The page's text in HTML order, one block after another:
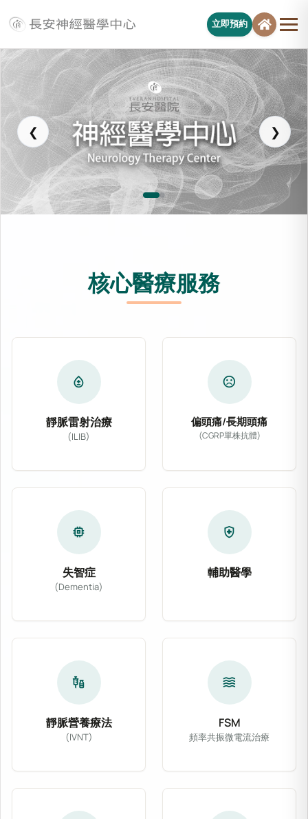
立即預約
長安醫院神經醫學中心
❮ ❯
核心醫療服務
bloodtype
靜脈雷射治療
(ILIB)
sentiment_dissatisfied
偏頭痛/長期頭痛
(CGRP單株抗體)
memory
失智症
(Dementia)
health_and_safety
輔助醫學
vaccines
靜脈營養療法
(IVNT)
waves
FSM
頻率共振微電流治療